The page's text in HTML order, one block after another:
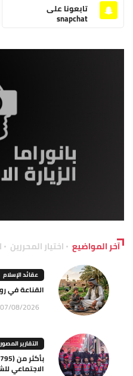
تابعونا على
snapchat
آخر المواضيع اختيار المحررين
عقائد الإسلام
القناعة في
07/08/2026
التقارير
الاجتماعي